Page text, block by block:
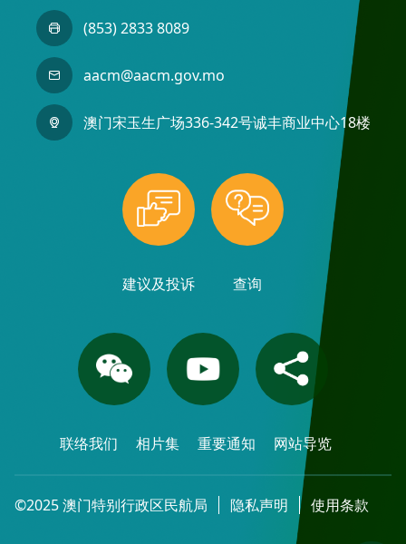
(853) 2833 8089
aacm@aacm.gov.mo
澳门宋玉生广场336-342号诚丰商业中心18楼
建议及投诉 查询
联络我们 相片集 重要通知 网站导览
©2025 澳门特别行政区民航局 隐私声明 使用条款